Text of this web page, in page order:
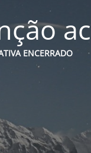
ENCERRADO